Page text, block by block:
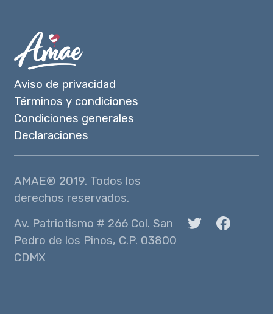
Aviso de privacidad
Términos y condiciones
Condiciones generales
Declaraciones
AMAE® 2019. Todos los
derechos reservados.
Av. Patriotismo # 266 Col. San
Pedro de los Pinos, C.P. 03800
CDMX